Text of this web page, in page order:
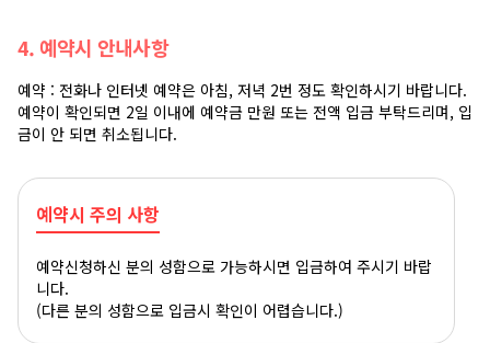
4. 예약시 안내사항
예약 : 전화나 인터넷 예약은 아침, 저녁 2번 정도 확인하시기 바랍니다.
예약이 확인되면 2일 이내에 예약금 만원 또는 전액 입금 부탁드리며, 입
금이 안 되면 취소됩니다.
예약시 주의 사항
예약신청하신 분의 성함으로 가능하시면 입금하여 주시기 바랍
니다.
(다른 분의 성함으로 입금시 확인이 어렵습니다.)